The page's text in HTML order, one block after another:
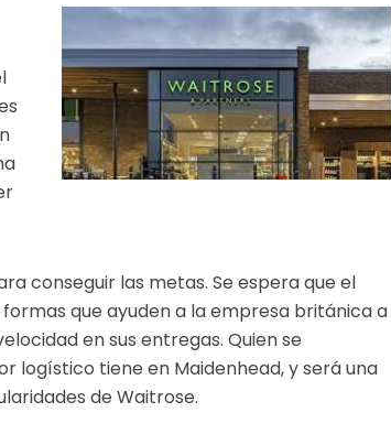
conseguir las metas. Se espera que el
que ayuden a la empresa británica a
en sus entregas. Quien se
logístico tiene en Maidenhead, y será una
de Waitrose.